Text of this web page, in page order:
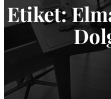
Etiket: